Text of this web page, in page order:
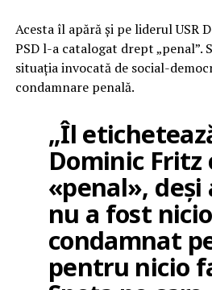
Acesta îl apără și pe liderul USR
PSD l-a catalogat drept „penal”.
situația invocată de social-
condamnare penală.
„Îl
Dominic Fritz
«penal», deși
nu a fost
condamnat
pentru nicio